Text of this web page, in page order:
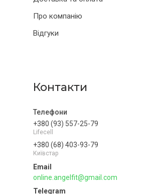
Про компанію
Відгуки
Контакти
+380 (93) 557-25-79
Lifecell
+380 (68) 403-93-79
Київстар
online.angelfit@gmail.com